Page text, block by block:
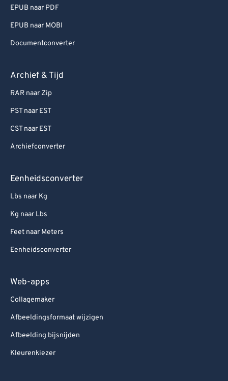
EPUB naar PDF
EPUB naar MOBI
Documentconverter
Archief & Tijd
RAR naar Zip
PST naar EST
CST naar EST
Archiefconverter
Eenheidsconverter
Lbs naar Kg
Kg naar Lbs
Feet naar Meters
Eenheidsconverter
Web-apps
Collagemaker
Afbeeldingsformaat wijzigen
Afbeelding bijsnijden
Kleurenkiezer